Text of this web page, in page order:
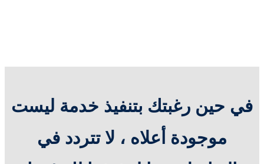
في حين رغبتك بتنفيذ خدمة ليست
موجودة أعلاه ، لا تتردد في